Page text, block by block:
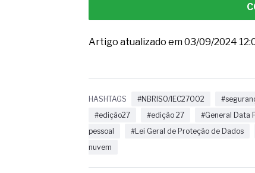
Artigo atualizado em 03/09/2024
HASHTAGS #NBRISO/IEC27002
#edição27
#edição 27 #General Data
pessoal
#Lei Geral de Proteção de Dados
nuvem